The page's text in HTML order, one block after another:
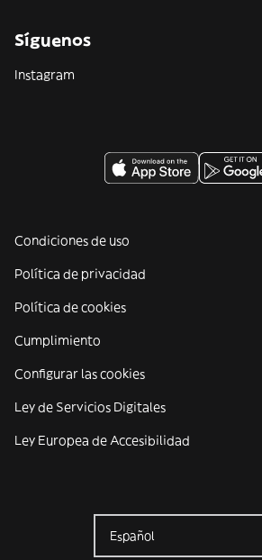
Síguenos
Instagram
Condiciones de uso
Política de privacidad
Política de cookies
Cumplimiento
Configurar las cookies
Ley de Servicios Digitales
Ley Europea de Accesibilidad